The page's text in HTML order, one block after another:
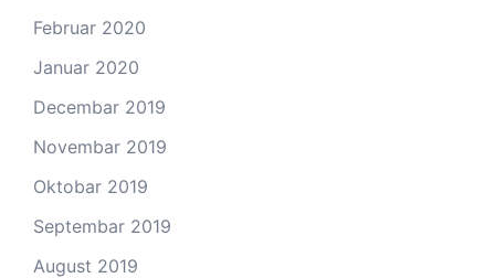
Februar 2020
Januar 2020
Decembar 2019
Novembar 2019
Oktobar 2019
Septembar 2019
August 2019